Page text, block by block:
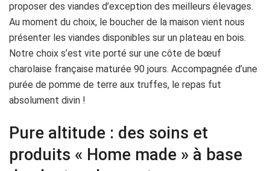
proposer des viandes d’exception des meilleurs élevages.
Au moment du choix, le boucher de la maison vient nous
présenter les viandes disponibles sur un plateau en bois.
Notre choix s’est vite porté sur une côte de bœuf
charolaise française maturée 90 jours. Accompagnée d’une
purée de pomme de terre aux truffes, le repas fut
absolument divin !
Pure altitude : des soins et
produits « Home made » à base